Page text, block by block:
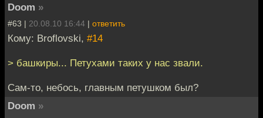
Doom »
#63 | 20.08.10 16:44 | ответить
Кому: Broflovski, #14
> башкиры... Петухами таких у нас звали.
Сам-то, небось, главным петушком был?
Doom »